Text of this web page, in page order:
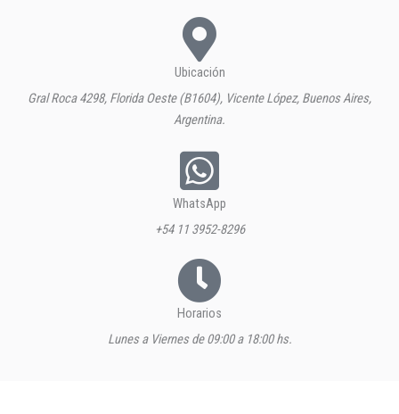
Ubicación
Gral Roca 4298, Florida Oeste (B1604), Vicente López, Buenos Aires,
Argentina.
WhatsApp
+54 11 3952-8296
Horarios
Lunes a Viernes de 09:00 a 18:00 hs.